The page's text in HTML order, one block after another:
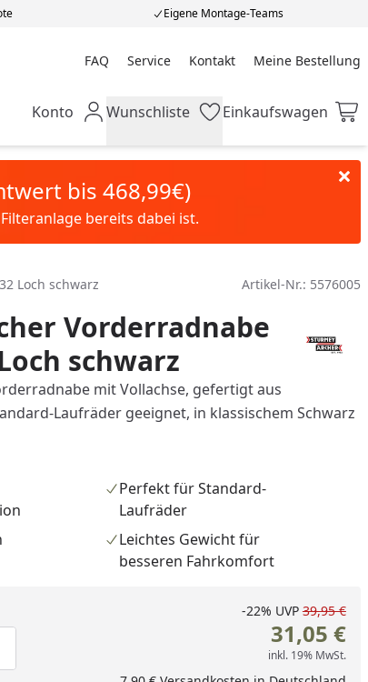
Eigene Montage-Teams
FAQ Service Kontakt Meine Bestellung
Meine Bestellung
Mein Konto
Konto Wunschliste
Wunschliste Einkaufswagen
Einkaufswagen
bis 468,99€)
bereits dabei ist.
Loch schwarz Artikel-Nr.: 5576005
Vorderradnabe
schwarz
mit Vollachse, gefertigt aus
Laufräder geeignet, in klassischem Schwarz
Perfekt für Standard-
Laufräder
Leichtes Gewicht für
besseren Fahrkomfort
eins verringern
manuell eingeben
um eins erhöhen
-22% UVP 39,95 €
31,05 €
inkl. 19% MwSt.